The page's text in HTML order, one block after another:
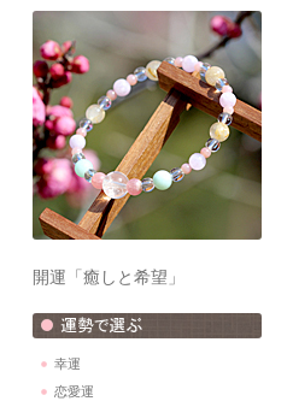
開運「癒しと希望」
幸運
恋愛運